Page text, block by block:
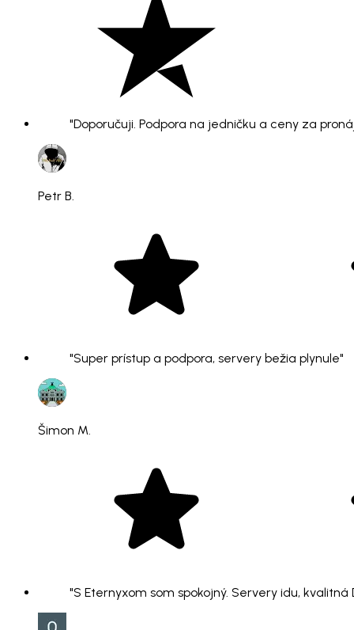
"Doporučuji. Podpora na jedničku a ceny za
Petr B.
"Super prístup a podpora, servery bežia plynule"
Šimon M.
"S Eternyxom som spokojný. Servery idu,